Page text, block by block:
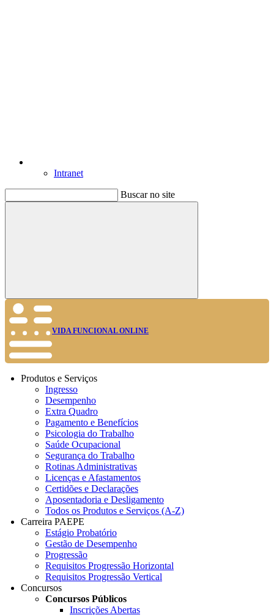
Intranet
Buscar no site
Buscar
VIDA FUNCIONAL ONLINE
Produtos e Serviços
Ingresso
Desempenho
Extra Quadro
Pagamento e Benefícios
Psicologia do Trabalho
Saúde Ocupacional
Segurança do Trabalho
Rotinas Administrativas
Licenças e Afastamentos
Certidões e Declarações
Aposentadoria e Desligamento
Todos os Produtos e Serviços (A-Z)
Carreira PAEPE
Estágio Probatório
Gestão de Desempenho
Progressão
Requisitos Progressão Horizontal
Requisitos Progressão Vertical
Concursos
Concursos Públicos
Inscrições Abertas